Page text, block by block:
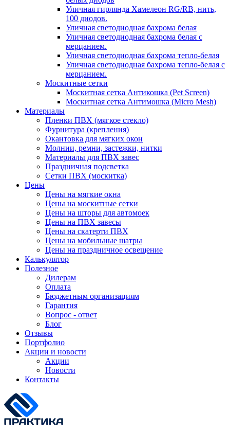
Уличная гирлянда Хамелеон RG/RB, нить,
100 диодов.
Уличная светодиодная бахрома белая
Уличная светодиодная бахрома белая с
мерцанием.
Уличная светодиодная бахрома тепло-белая
Уличная светодиодная бахрома тепло-белая с
мерцанием.
Москитные сетки
Москитная сетка Антикошка (Pet Screen)
Москитная сетка Антимошка (Micro Mesh)
Материалы
Пленки ПВХ (мягкое стекло)
Фурнитура (крепления)
Окантовка для мягких окон
Молнии, ремни, застежки, нитки
Материалы для ПВХ завес
Праздничная подсветка
Сетки ПВХ (москитка)
Цены
Цены на мягкие окна
Цены на москитные сетки
Цены на шторы для автомоек
Цены на ПВХ завесы
Цены на скатерти ПВХ
Цены на мобильные шатры
Цены на праздничное освещение
Калькулятор
Полезное
Дилерам
Оплата
Бюджетным организациям
Гарантия
Вопрос - ответ
Блог
Отзывы
Портфолио
Акции и новости
Акции
Новости
Контакты